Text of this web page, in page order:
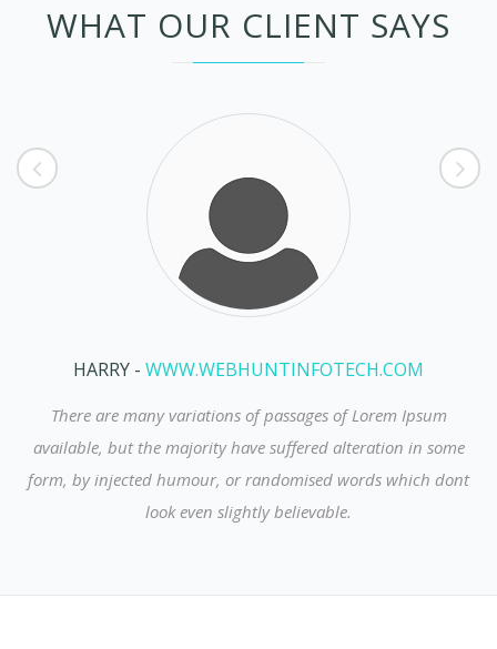
WHAT OUR CLIENT SAYS
HARRY - WWW.WEBHUNTINFOTECH.COM
There are many variations of passages of Lorem Ipsum
available, but the majority have suffered alteration in some
form, by injected humour, or randomised words which dont
look even slightly believable.